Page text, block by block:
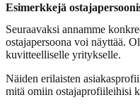
Esimerkkejä
Seuraavaksi annamme
ostajapersoona voi näyttää.
kuvitteelliselle yritykselle.
Näiden erilaisten
mitä omiin ostajaprofiileihisi